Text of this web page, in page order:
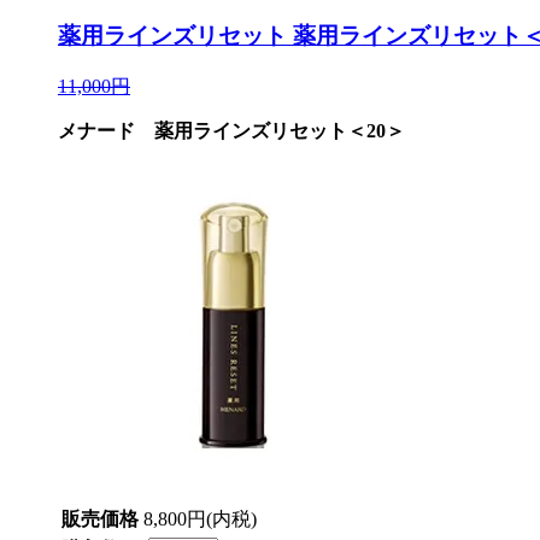
薬用ラインズリセット 薬用ラインズリセット
11,000円
メナード 薬用ラインズリセット＜20＞
販売価格 8,800円(内税)